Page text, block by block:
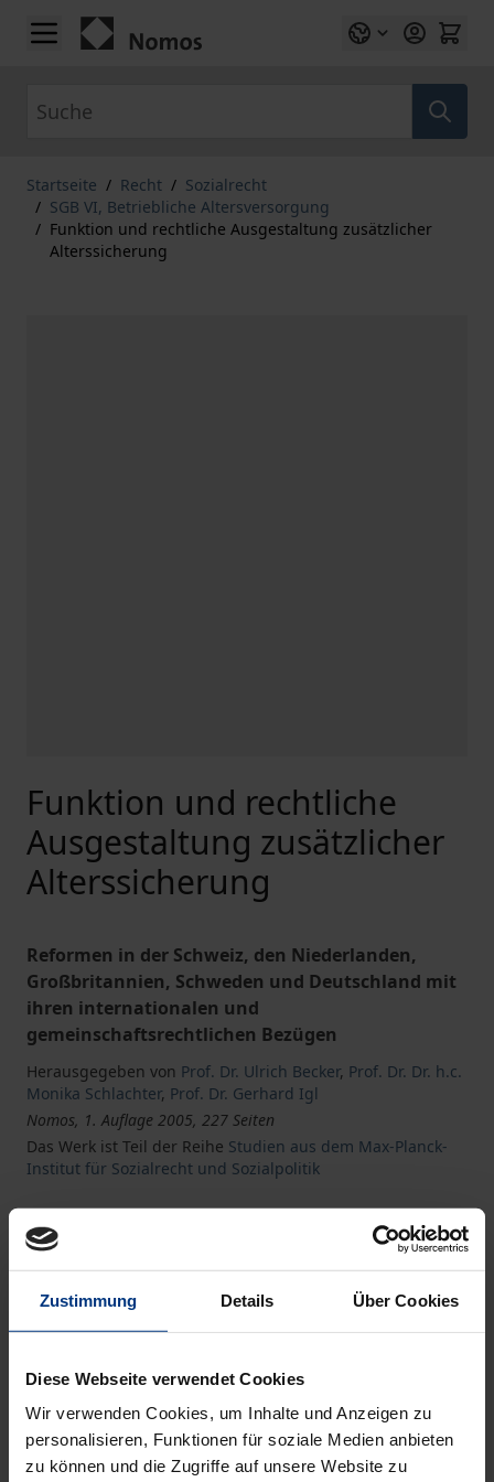
Zustimmung Details Über Cookies
Diese Webseite verwendet Cookies
Wir verwenden Cookies, um Inhalte und Anzeigen zu
personalisieren, Funktionen für soziale Medien anbieten
zu können und die Zugriffe auf unsere Website zu
Zum Inhalt springen
Startseite / Recht / Sozialrecht
/ SGB VI, Betriebliche Altersversorgung
/ Funktion und rechtliche Ausgestaltung zusätzlicher
Alterssicherung
Funktion und rechtliche
Ausgestaltung zusätzlicher
Alterssicherung
Reformen in der Schweiz, den Niederlanden,
Großbritannien, Schweden und Deutschland mit
ihren internationalen und
gemeinschaftsrechtlichen Bezügen
Herausgegeben von Prof. Dr. Ulrich Becker, Prof. Dr. Dr. h.c.
Monika Schlachter, Prof. Dr. Gerhard Igl
Nomos, 1. Auflage 2005, 227 Seiten
Das Werk ist Teil der Reihe Studien aus dem Max-Planck-
Institut für Sozialrecht und Sozialpolitik
Buch
49,00 €
Nicht lieferbar
In den Warenkorb
Zur Wunschliste hinzufügen
Hinweise zu Versandkosten